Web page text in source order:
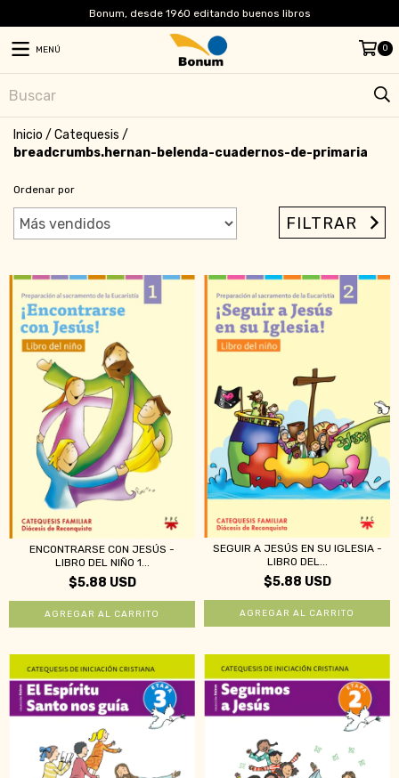
Bonum, desde 1960 editando buenos libros
MENÚ 0
Inicio / Catequesis /
breadcrumbs.hernan-belenda-cuadernos-de-primaria
Ordenar por
FILTRAR
ENCONTRARSE CON JESÚS -
LIBRO DEL NIÑO 1...
$5.88 USD
SEGUIR A JESÚS EN SU IGLESIA -
LIBRO DEL...
$5.88 USD